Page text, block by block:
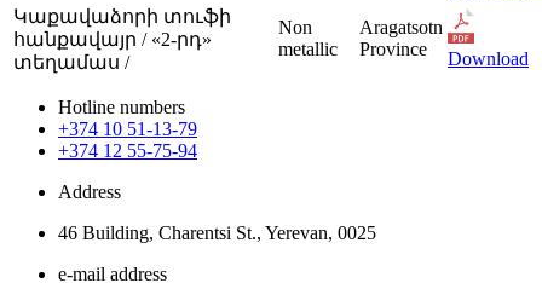
Կաքավաձորի տուֆի
հանքավայր / «2-րդ»
տեղամաս /
Non
metallic
Aragatsotn
Province
Download
Hotline numbers
+374 10 51-13-79
+374 12 55-75-94
Address
46 Building, Charentsi St., Yerevan, 0025
e-mail address